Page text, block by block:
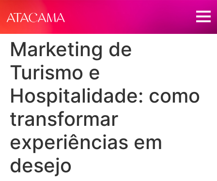
Marketing de
Turismo e
Hospitalidade: como
transformar
experiências em
desejo